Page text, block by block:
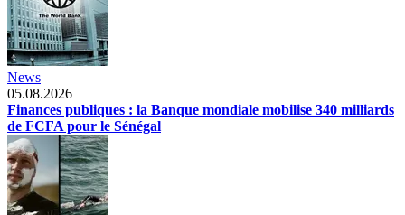
News
05.08.2026
Finances publiques : la Banque mondiale mobilise 340 milliards
de FCFA pour le Sénégal